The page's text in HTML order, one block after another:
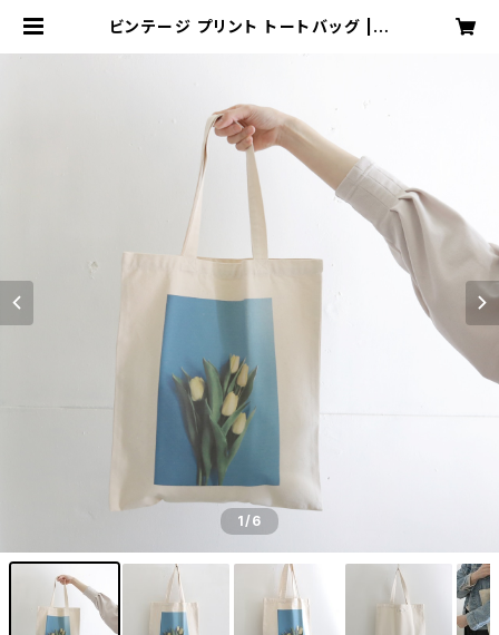
ビンテージ プリント トートバッグ | c
1/6